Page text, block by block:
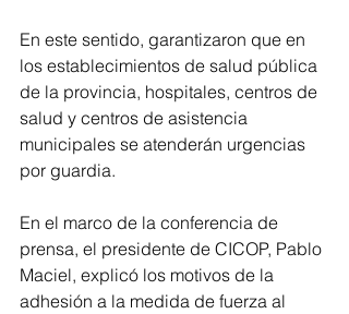
En este sentido, garantizaron que en
los establecimientos de salud pública
de la provincia, hospitales, centros de
salud y centros de asistencia
municipales se atenderán urgencias
por guardia.
En el marco de la conferencia de
prensa, el presidente de CICOP, Pablo
Maciel, explicó los motivos de la
adhesión a la medida de fuerza al